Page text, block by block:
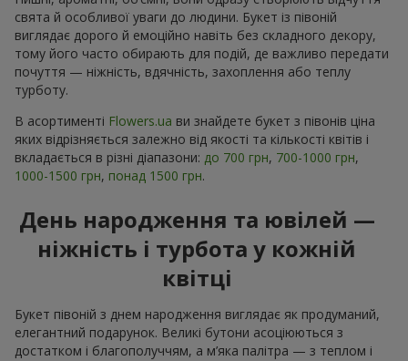
свята й особливої уваги до людини. Букет із півоній
виглядає дорого й емоційно навіть без складного декору,
тому його часто обирають для подій, де важливо передати
почуття — ніжність, вдячність, захоплення або теплу
турботу.
В асортименті Flowers.ua ви знайдете букет з півонів ціна
яких відрізняється залежно від якості та кількості квітів і
вкладається в різні діапазони: до 700 грн, 700-1000 грн,
1000-1500 грн, понад 1500 грн.
День народження та ювілей —
ніжність і турбота у кожній
квітці
Букет півоній з днем народження виглядає як продуманий,
елегантний подарунок. Великі бутони асоціюються з
достатком і благополуччям, а м’яка палітра — з теплом і